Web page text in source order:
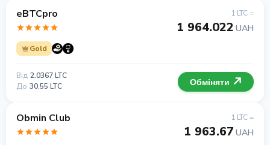
eBTCpro
Gold
1 LTC =
1 964.022 UAH
Від 2.0367 LTC
До 30.55 LTC Обміняти
Obmin Club 1 LTC =
1 963.67 UAH